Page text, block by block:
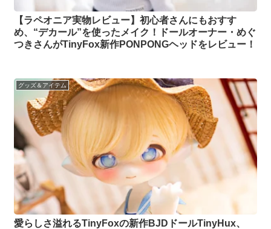
【ラペオニア実物レビュー】初心者さんにもおすす
め、“デカール”を使ったメイク！ドールオーナー・めぐ
つきさんがTinyFox新作PONPONGヘッドをレビュー！
グッズ＆アイテム
愛らしさ溢れるTinyFoxの新作BJDドールTinyHux、